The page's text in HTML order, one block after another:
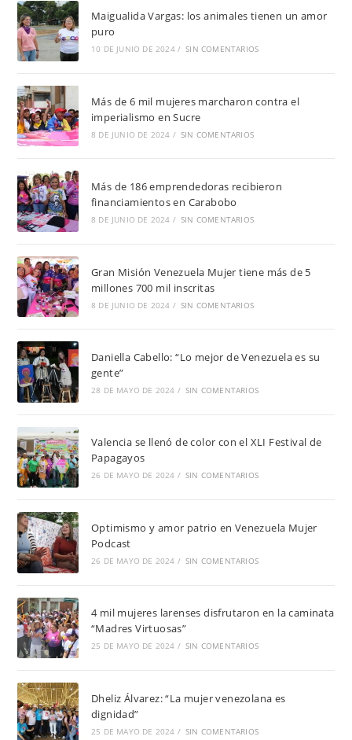
Maigualida Vargas: los animales tienen un amor
puro
10 DE JUNIO DE 2024 / SIN COMENTARIOS
Más de 6 mil mujeres marcharon contra el
imperialismo en Sucre
8 DE JUNIO DE 2024 / SIN COMENTARIOS
Más de 186 emprendedoras recibieron
financiamientos en Carabobo
8 DE JUNIO DE 2024 / SIN COMENTARIOS
Gran Misión Venezuela Mujer tiene más de 5
millones 700 mil inscritas
8 DE JUNIO DE 2024 / SIN COMENTARIOS
Daniella Cabello: “Lo mejor de Venezuela es su
gente”
28 DE MAYO DE 2024 / SIN COMENTARIOS
Valencia se llenó de color con el XLI Festival de
Papagayos
26 DE MAYO DE 2024 / SIN COMENTARIOS
Optimismo y amor patrio en Venezuela Mujer
Podcast
26 DE MAYO DE 2024 / SIN COMENTARIOS
4 mil mujeres larenses disfrutaron en la caminata
“Madres Virtuosas”
25 DE MAYO DE 2024 / SIN COMENTARIOS
Dheliz Álvarez: “La mujer venezolana es
dignidad”
25 DE MAYO DE 2024 / SIN COMENTARIOS